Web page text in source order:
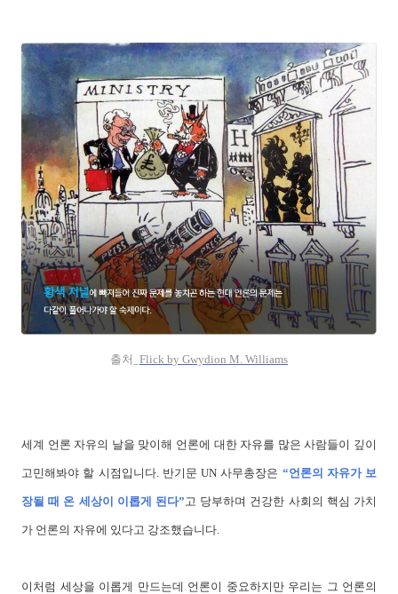
출처_ Flick by Gwydion M. Williams
세계 언론 자유의 날을 맞이해 언론에 대한 자유를 많은 사람들이 깊이
고민해봐야 할 시점입니다. 반기문 UN 사무총장은 “언론의 자유가 보
장될 때 온 세상이 이롭게 된다” 고 당부하며 건강한 사회의 핵심 가치
가 언론의 자유에 있다고 강조했습니다.
이처럼 세상을 이롭게 만드는데 언론이 중요하지만 우리는 그 언론의